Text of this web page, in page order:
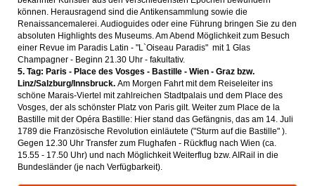
können. Herausragend sind die Antikensammlung sowie die
Renaissancemalerei. Audioguides oder eine Führung bringen Sie zu den
absoluten Highlights des Museums. Am Abend Möglichkeit zum Besuch
einer Revue im Paradis Latin - "L`Oiseau Paradis" mit 1 Glas
Champagner - Beginn 21.30 Uhr - fakultativ.
5. Tag: Paris - Place des Vosges - Bastille - Wien - Graz bzw.
Linz/Salzburg/Innsbruck. Am Morgen Fahrt mit dem Reiseleiter ins
schöne Marais-Viertel mit zahlreichen Stadtpalais und dem Place des
Vosges, der als schönster Platz von Paris gilt. Weiter zum Place de la
Bastille mit der Opéra Bastille: Hier stand das Gefängnis, das am 14. Juli
1789 die Französische Revolution einläutete ("Sturm auf die Bastille" ).
Gegen 12.30 Uhr Transfer zum Flughafen - Rückflug nach Wien (ca.
15.55 - 17.50 Uhr) und nach Möglichkeit Weiterflug bzw. AIRail in die
Bundesländer (je nach Verfügbarkeit).